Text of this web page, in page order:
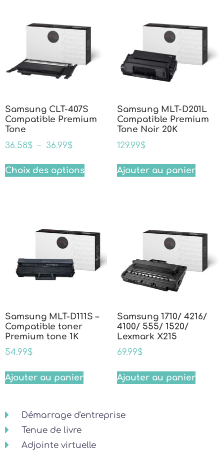
Samsung CLT-407S
Compatible Premium
Tone
36.58$ – 36.99$
Choix des options
Samsung MLT-D201L
Compatible Premium
Tone Noir 20K
129.99$
Ajouter au panier
Samsung MLT-D111S –
Compatible toner
Premium tone 1K
54.99$
Ajouter au panier
Samsung 1710/ 4216/
4100/ 555/ 1520/
Lexmark X215
69.99$
Ajouter au panier
Démarrage d'entreprise
Tenue de livre
Adjointe virtuelle